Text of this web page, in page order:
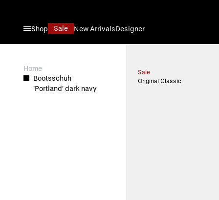
Shop
Sale New ArrivalsDesigner
Home
Bootsschuh
'Portland' dark navy
Sale
Original Classic